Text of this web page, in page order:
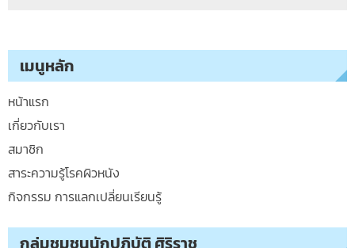
เมนูหลัก
หน้าแรก
เกี่ยวกับเรา
สมาชิก
สาระความรู้โรคผิวหนัง
กิจกรรม การแลกเปลี่ยนเรียนรู้
กลุ่มชุมชนนักปฏิบัติ ศิริราช